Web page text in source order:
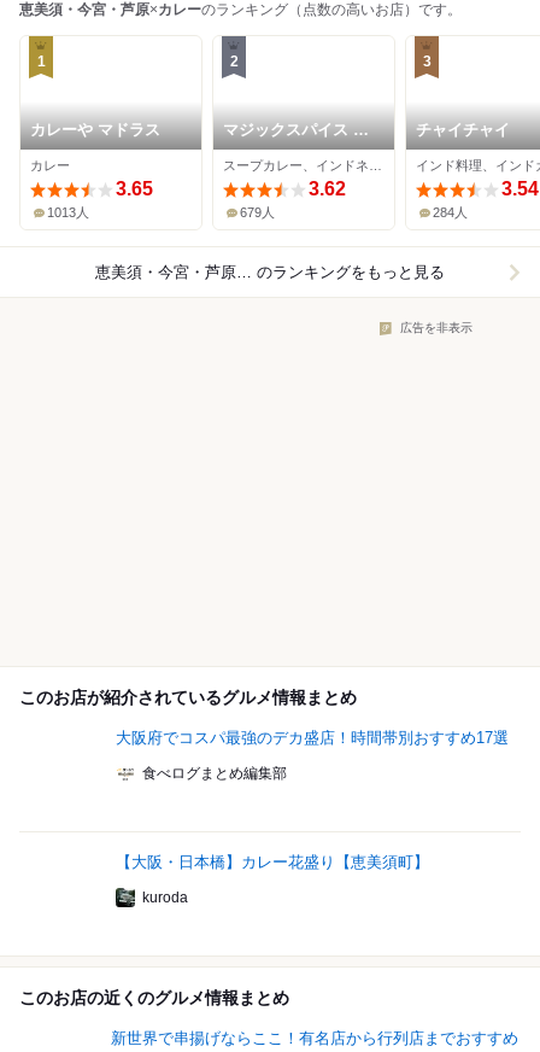
恵美須・今宮・芦原×カレーのランキング（点数の高いお店）です。
1
カレーや マドラス
カレー
3.65
1013人
2
マジックスパイス な
にわ店
3.62
679人
3
チャイチャイ
3.54
284人
恵美須・今宮・芦原×カレー のランキングをもっと見る
広告を非表示
このお店が紹介されているグルメ情報まとめ
大阪府でコスパ最強のデカ盛店！時間帯別おすすめ17選
食べログまとめ編集部
【大阪・日本橋】カレー花盛り【恵美須町】
kuroda
このお店の近くのグルメ情報まとめ
新世界で串揚げならここ！有名店から行列店までおすすめ